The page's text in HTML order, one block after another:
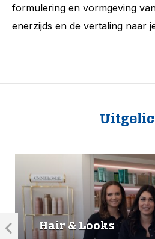
formulering en vormgeving
enerzijds en de vertaling naar
Hair & Looks